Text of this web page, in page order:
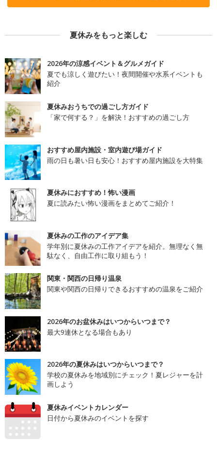
夏休みをもっと楽しむ
2026年の涼感イベント＆グルメガイド
夏でも涼しく遊びたい！夜間開催や水系イベントも
紹介
夏休みおうちでの過ごし方ガイド
「家で何する？」を解決！おすすめの過ごし方
おすすめ屋内施設・室内遊び場ガイド
雨の日も暑い日も安心！おすすめ屋内施設を大特集
夏休みにおすすめ！怖い漫画
夏に読みたい怖い漫画をまとめてご紹介！
夏休みの工作のアイデア集
学年別に夏休みの工作アイデアを紹介。無理なく無
駄なく、自由工作に取り組もう！
関東・関西の日帰り温泉
関東や関西の日帰りできるおすすめの温泉をご紹介
2026年のお盆休みはいつからいつまで？
最大9連休となる場合もあり
2026年の夏休みはいつからいつまで？
学校の夏休みを地域別にチェック！夏レジャーを計
画しよう
夏休みイベントカレンダー
日付から夏休みのイベントを探す